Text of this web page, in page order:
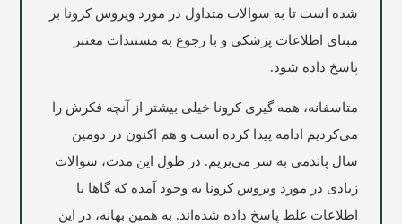
شده است تا به سوالات متداول در مورد ویروس کرونا بر
مبنای اطلاعات پزشکی و با رجوع به مستندات معتبر
پاسخ داده شود.
متاسفانه، همه گیری کرونا خیلی بیشتر از آنچه فکرش را
می‌کردیم ادامه پیدا کرده است و هم اکنون در دومین
سال پاندمی به سر می‌بریم. در طول این مدت، سوالات
زیادی در مورد ویروس کرونا به وجود آمده که گاها با
اطلاعات غلط پاسخ داده شده‌اند. به همین بهانه، در این